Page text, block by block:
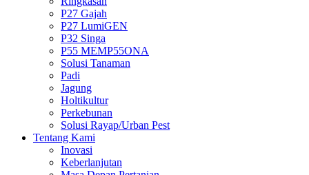
P27 Gajah
P27 LumiGEN
P32 Singa
P55 MEMP55ONA
Solusi Tanaman
Padi
Jagung
Holtikultur
Perkebunan
Solusi Rayap/Urban Pest
Tentang Kami
Inovasi
Keberlanjutan